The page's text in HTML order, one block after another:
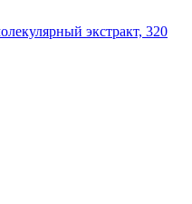
экстракт, 320